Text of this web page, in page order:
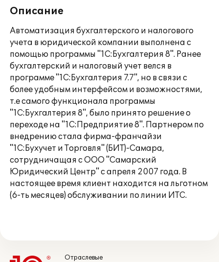
Описание
Автоматизация бухгалтерского и налогового
учета в юридической компании выполнена с
помощью программы "1С:Бухгалтерия 8". Ранее
бухгалтерский и налоговый учет велся в
программе "1С:Бухгалтерия 7.7", но в связи с
более удобным интерфейсом и возможностями,
т.е самого функционала программы
"1С:Бухгалтерия 8", было принято решение о
переходе на "1С:Предприятие 8". Партнером по
внедрению стала фирма-франчайзи
"1С:Бухучет и Торговля" (БИТ)-Самара,
сотрудничащая с ООО "Самарский
Юридический Центр" с апреля 2007 года. В
настоящее время клиент находится на льготном
(6-ть месяцев) обслуживании по линии ИТС.
Отраслевые